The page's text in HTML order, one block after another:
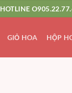
HOTLINE
GIỎ HOA HỘP